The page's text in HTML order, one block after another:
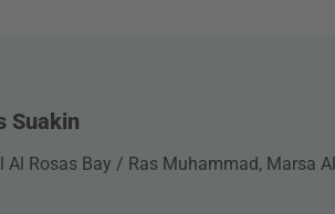
Suakin
Al Rosas Bay / Ras Muhammad, Marsa